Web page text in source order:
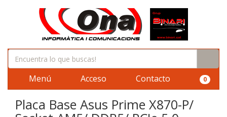
Menú Acceso Contacto 0
Placa Base Asus Prime X870-P/